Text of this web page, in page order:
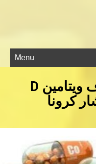
Menu
باید و نبایدهای مصرف ویتامین D
كرونا